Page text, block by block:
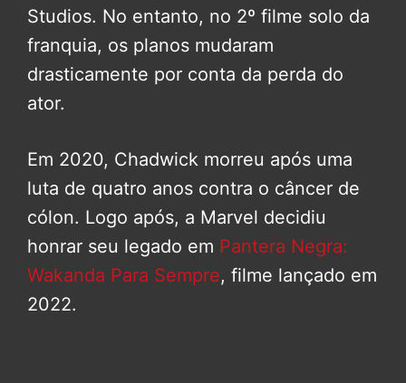
Studios. No entanto, no 2º filme solo da
franquia, os planos mudaram
drasticamente por conta da perda do
ator.
Em 2020, Chadwick morreu após uma
luta de quatro anos contra o câncer de
cólon. Logo após, a Marvel decidiu
honrar seu legado em Pantera Negra:
Wakanda Para Sempre, filme lançado em
2022.